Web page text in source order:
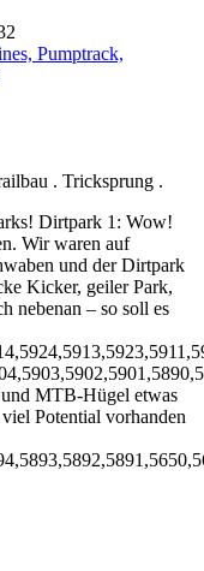
Pumptrack,
. Tricksprung .
Dirtpark 1: Wow!
Wir waren auf
und der Dirtpark
Kicker, geiler Park,
nebenan – so soll es
MTB-Hügel etwas
Potential vorhanden